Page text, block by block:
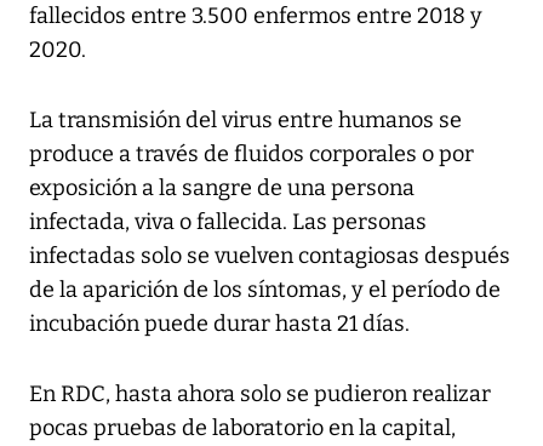
fallecidos entre 3.500 enfermos entre 2018 y
2020.
La transmisión del virus entre humanos se
produce a través de fluidos corporales o por
exposición a la sangre de una persona
infectada, viva o fallecida. Las personas
infectadas solo se vuelven contagiosas después
de la aparición de los síntomas, y el período de
incubación puede durar hasta 21 días.
En RDC, hasta ahora solo se pudieron realizar
pocas pruebas de laboratorio en la capital,